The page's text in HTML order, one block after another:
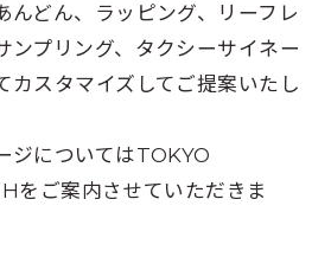
んどん、ラッピング、リーフレ
ンプリング、タクシーサイネー
カスタマイズしてご提案いたし
ジについてはTOKYO
をご案内させていただきま